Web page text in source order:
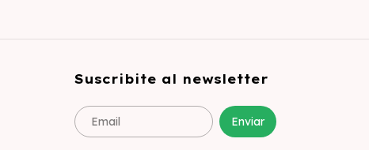
Suscribite al newsletter